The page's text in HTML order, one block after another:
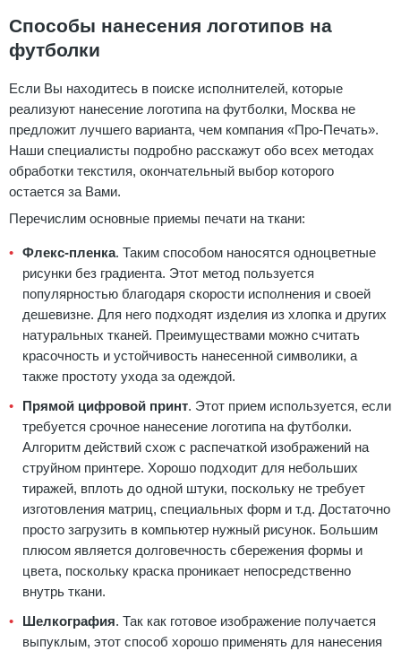
Способы нанесения логотипов на
футболки
Если Вы находитесь в поиске исполнителей, которые
реализуют нанесение логотипа на футболки, Москва не
предложит лучшего варианта, чем компания «Про-Печать».
Наши специалисты подробно расскажут обо всех методах
обработки текстиля, окончательный выбор которого
остается за Вами.
Перечислим основные приемы печати на ткани:
Флекс-пленка. Таким способом наносятся одноцветные
рисунки без градиента. Этот метод пользуется
популярностью благодаря скорости исполнения и своей
дешевизне. Для него подходят изделия из хлопка и других
натуральных тканей. Преимуществами можно считать
красочность и устойчивость нанесенной символики, а
также простоту ухода за одеждой.
Прямой цифровой принт. Этот прием используется, если
требуется срочное нанесение логотипа на футболки.
Алгоритм действий схож с распечаткой изображений на
струйном принтере. Хорошо подходит для небольших
тиражей, вплоть до одной штуки, поскольку не требует
изготовления матриц, специальных форм и т.д. Достаточно
просто загрузить в компьютер нужный рисунок. Большим
плюсом является долговечность сбережения формы и
цвета, поскольку краска проникает непосредственно
внутрь ткани.
Шелкография. Так как готовое изображение получается
выпуклым, этот способ хорошо применять для нанесения